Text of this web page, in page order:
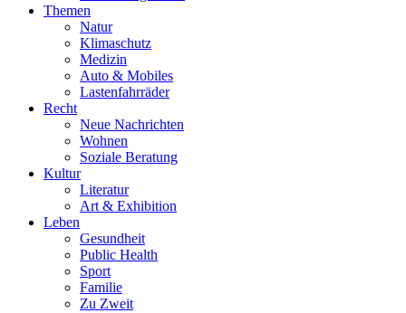
Themen
Natur
Klimaschutz
Medizin
Auto & Mobiles
Lastenfahrräder
Recht
Neue Nachrichten
Wohnen
Soziale Beratung
Kultur
Literatur
Art & Exhibition
Leben
Gesundheit
Public Health
Sport
Familie
Zu Zweit